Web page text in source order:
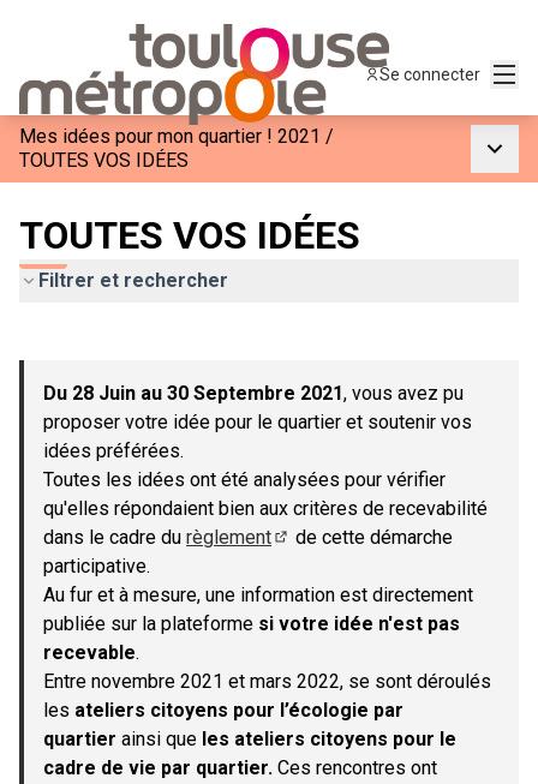
Se connecter
Mes idées pour mon quartier ! 2021 /
TOUTES VOS IDÉES
TOUTES VOS IDÉES
Filtrer et rechercher
−
Du 28 Juin au 30 Septembre 2021, vous avez pu
proposer votre idée pour le quartier et soutenir vos
idées préférées.
Toutes les idées ont été analysées pour vérifier
qu'elles répondaient bien aux critères de recevabilité
dans le cadre du règlement
de cette démarche
participative.
Au fur et à mesure, une information est directement
publiée sur la plateforme si votre idée n'est pas
recevable.
Entre novembre 2021 et mars 2022, se sont déroulés
les ateliers citoyens pour l’écologie par
quartier ainsi que les ateliers citoyens pour le
cadre de vie par quartier. Ces rencontres ont